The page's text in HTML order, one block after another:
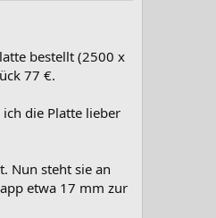
bestellt (2500 x
77 €.
die Platte lieber
Nun steht sie an
etwa 17 mm zur